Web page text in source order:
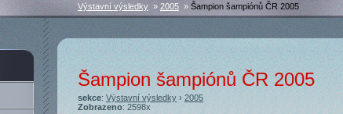
Výstavní výsledky » 2005 » Šampion šampiónů ČR 2005
Šampion šampiónů ČR 2005
sekce:Výstavní výsledky› 2005
Zobrazeno: 2598x